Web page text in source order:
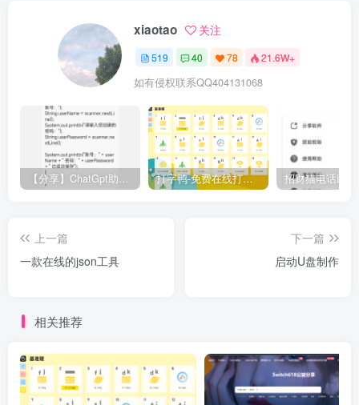
xiaotao 关注
519 40 78 21.6W+
如有侵权联系QQ404131068
【分享】ChatGpt助手v1.24免注册直接使用 打字鸭-免费在线打字练习平台
上一篇
一款在线的json工具
下一篇
启动U盘制作
相关推荐